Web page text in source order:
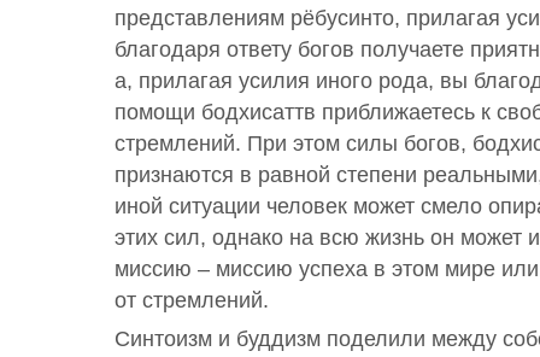
представлениям рёбусинто, прилагая
благодаря ответу богов получаете
а, прилагая усилия иного рода, вы
помощи бодхисаттв приближаетесь к
стремлений. При этом силы богов,
признаются в равной степени
иной ситуации человек может смело
этих сил, однако на всю жизнь он может
миссию – миссию успеха в этом мире
от стремлений.
Синтоизм и буддизм поделили между